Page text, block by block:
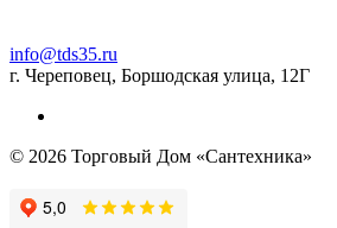
info@tds35.ru
г. Череповец, Боршодская улица, 12Г
© 2026 Торговый Дом «Сантехника»